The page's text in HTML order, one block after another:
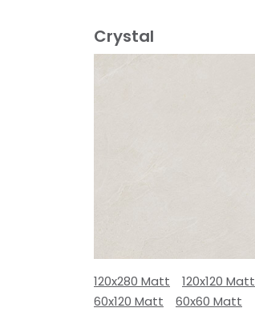
Crystal
120x280 Matt
120x120 Matt
60x120 Matt
60x60 Matt